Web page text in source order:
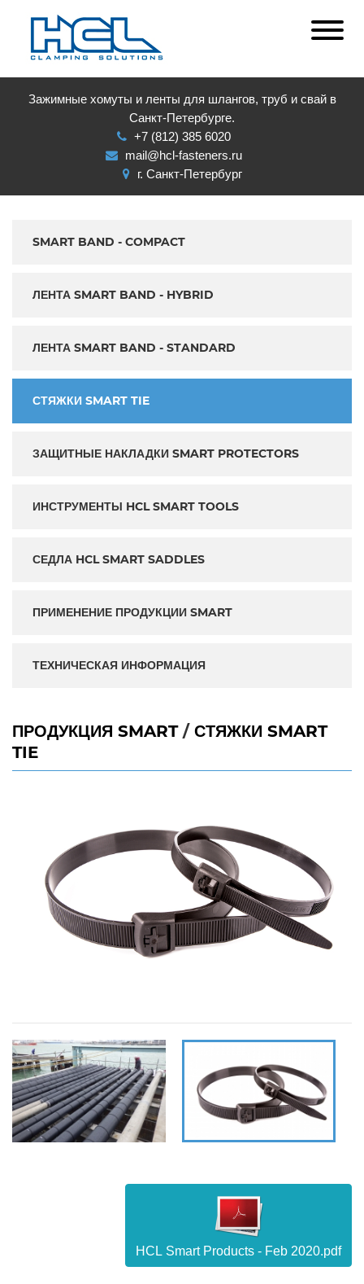
Зажимные хомуты и ленты для шлангов, труб и свай в
Санкт-Петербурге.
+7 (812) 385 6020
mail@hcl-fasteners.ru
г. Санкт-Петербург
SMART BAND - COMPACT
ЛЕНТА SMART BAND - HYBRID
ЛЕНТА SMART BAND - STANDARD
СТЯЖКИ SMART TIE
ЗАЩИТНЫЕ НАКЛАДКИ SMART PROTECTORS
ИНСТРУМЕНТЫ HCL SMART TOOLS
СЕДЛА HCL SMART SADDLES
ПРИМЕНЕНИЕ ПРОДУКЦИИ SMART
ТЕХНИЧЕСКАЯ ИНФОРМАЦИЯ
ПРОДУКЦИЯ SMART/ СТЯЖКИ SMART
TIE
HCL Smart Products - Feb 2020.pdf